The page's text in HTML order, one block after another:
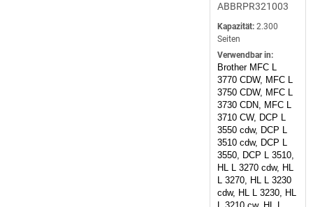
ABBRPR321003
Kapazität: 2.300
Seiten
Verwendbar in:
Brother MFC L
3770 CDW, MFC L
3750 CDW, MFC L
3730 CDN, MFC L
3710 CW, DCP L
3550 cdw, DCP L
3510 cdw, DCP L
3550, DCP L 3510,
HL L 3270 cdw, HL
L 3270, HL L 3230
cdw, HL L 3230, HL